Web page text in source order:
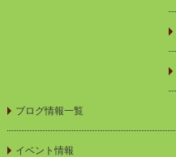
ブログ情報一覧
イベント情報